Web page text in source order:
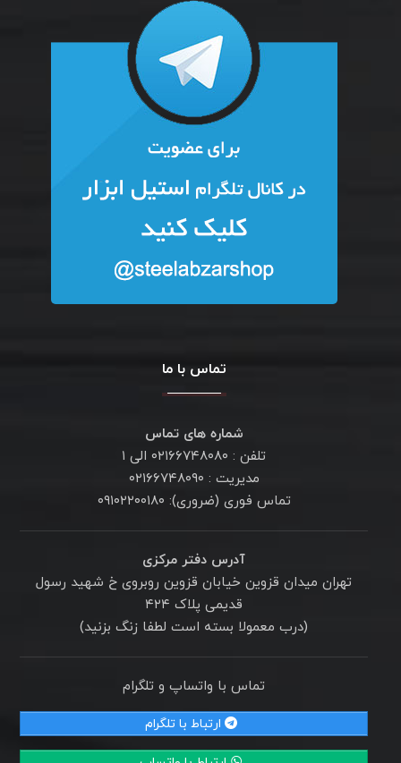
تماس با ما
شماره های تماس
تلفن : ۰۲۱۶۶۷۴۸۰۸۰ الی ۱
مدیریت : ۰۲۱۶۶۷۴۸۰۹۰
تماس فوری (ضروری): ۰۹۱۰۲۲۰۰۱۸۰
آدرس دفتر مرکزی
تهران میدان قزوین خیابان قزوین روبروی خ شهید رسول
قدیمی پلاک ۴۲۴
(درب معمولا بسته است لطفا زنگ بزنید)
تماس با واتساپ و تلگرام
ارتباط با تلگرام